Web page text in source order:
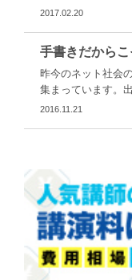
2017.02.20
手書きだから
昨今のネット社会
集まっています。
2016.11.21